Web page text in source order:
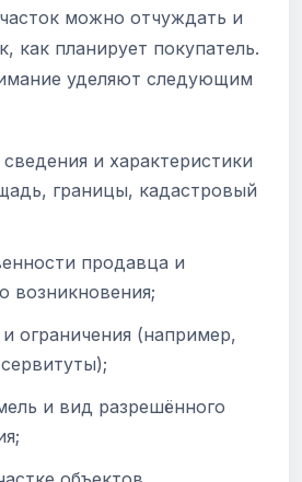
можно отчуждать и
как планирует покупатель.
уделяют следующим
и характеристики
границы, кадастровый
продавца и
возникновения;
ограничения (например,
и вид разрешённого